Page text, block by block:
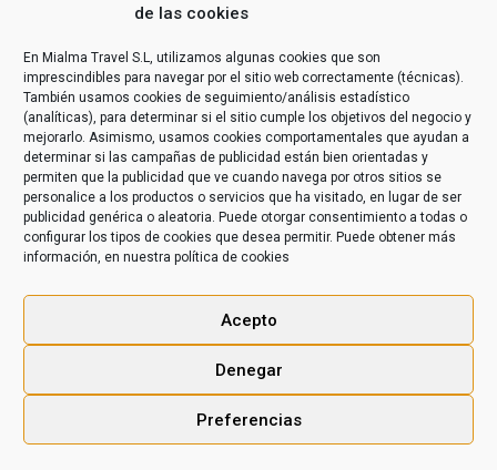
de las cookies
En Mialma Travel S.L, utilizamos algunas cookies que son
imprescindibles para navegar por el sitio web correctamente (técnicas).
También usamos cookies de seguimiento/análisis estadístico
(analíticas), para determinar si el sitio cumple los objetivos del negocio y
mejorarlo. Asimismo, usamos cookies comportamentales que ayudan a
determinar si las campañas de publicidad están bien orientadas y
permiten que la publicidad que ve cuando navega por otros sitios se
personalice a los productos o servicios que ha visitado, en lugar de ser
publicidad genérica o aleatoria. Puede otorgar consentimiento a todas o
configurar los tipos de cookies que desea permitir. Puede obtener más
información, en nuestra política de cookies
Acepto
Denegar
Preferencias
Aviso legal|Condiciones Generales de